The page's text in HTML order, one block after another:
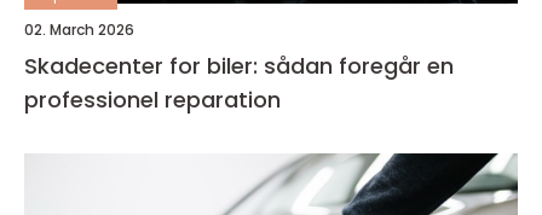
02. March 2026
Skadecenter for biler: sådan foregår en
professionel reparation